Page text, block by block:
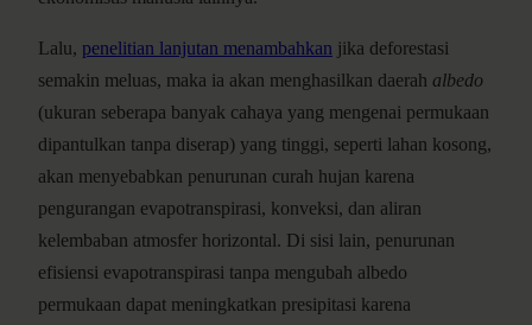
Lalu, penelitian lanjutan menambahkan jika deforestasi
semakin meluas, maka ia akan menghasilkan daerah albedo
(ukuran seberapa banyak cahaya yang mengenai permukaan
dipantulkan tanpa diserap) yang tinggi, seperti lahan kosong,
akan menyebabkan penurunan curah hujan karena
pengurangan evapotranspirasi, konveksi, dan aliran
kelembaban atmosfer horizontal. Di sisi lain, penurunan
efisiensi evapotranspirasi tanpa mengubah albedo
permukaan dapat meningkatkan presipitasi karena